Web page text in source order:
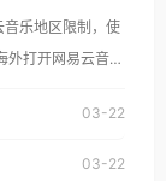
权限制问题，且
洲等国家和地区
乐地区限制，使
03-22
03-22